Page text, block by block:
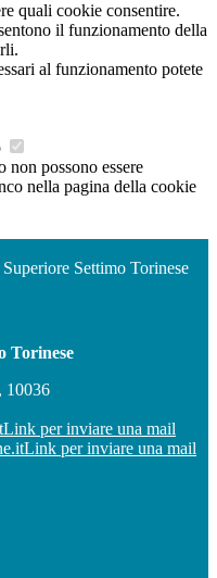
quali cookie consentire.
il funzionamento della
al funzionamento potete
non possono essere
nella pagina della cookie
Settimo Torinese
Torinese
10036
Link per inviare una mail
Link per inviare una mail